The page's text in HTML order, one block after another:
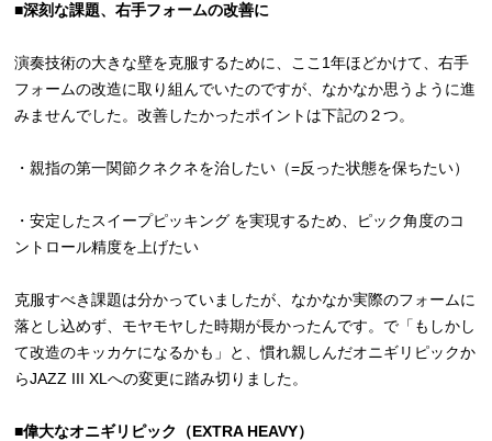
■深刻な課題、右手フォームの改善に
演奏技術の大きな壁を克服するために、ここ1年ほどかけて、右手
フォームの改造に取り組んでいたのですが、なかなか思うように進
みませんでした。改善したかったポイントは下記の２つ。
・親指の第一関節クネクネを治したい（=反った状態を保ちたい）
・安定したスイープピッキング を実現するため、ピック角度のコ
ントロール精度を上げたい
克服すべき課題は分かっていましたが、なかなか実際のフォームに
落とし込めず、モヤモヤした時期が長かったんです。で「もしかし
て改造のキッカケになるかも」と、慣れ親しんだオニギリピックか
らJAZZ III XLへの変更に踏み切りました。
■偉大なオニギリピック（EXTRA HEAVY）